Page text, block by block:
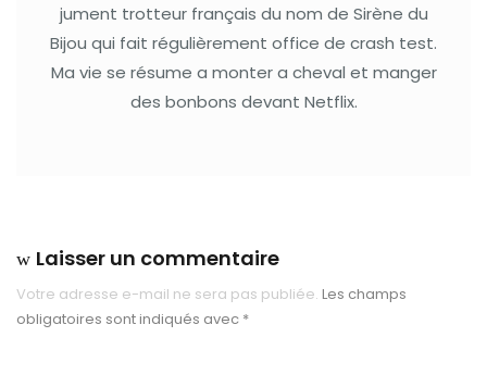
jument trotteur français du nom de Sirène du
Bijou qui fait régulièrement office de crash test.
Ma vie se résume a monter a cheval et manger
des bonbons devant Netflix.
Laisser un commentaire
Votre adresse e-mail ne sera pas publiée. Les champs
obligatoires sont indiqués avec *